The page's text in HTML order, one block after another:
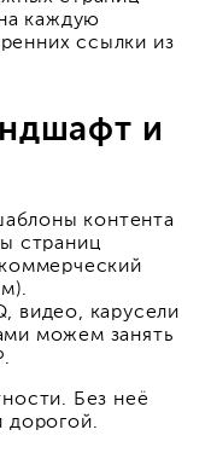
каждую
ссылки из
и
контента
страниц
видео, карусели
можем занять
Без неё
дорогой.